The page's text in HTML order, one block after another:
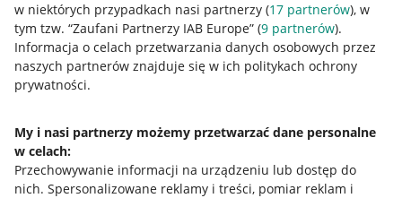
w niektórych przypadkach nasi partnerzy (17 partnerów), w
tym tzw. “Zaufani Partnerzy IAB Europe” (9 partnerów).
Informacja o celach przetwarzania danych osobowych przez
naszych partnerów znajduje się w ich politykach ochrony
prywatności.
My i nasi partnerzy możemy przetwarzać dane personalne
w celach:
Przechowywanie informacji na urządzeniu lub dostęp do
nich. Spersonalizowane reklamy i treści, pomiar reklam i
Przydatne informacje
Jak to działa
Allegro Gadane dla sprzedających
Allegro Gadane dla kupujących